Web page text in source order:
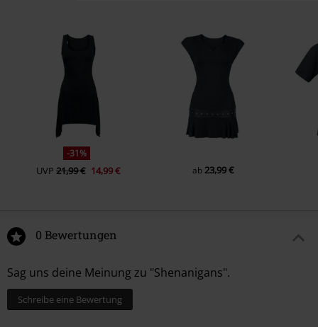
-31%
UVP 21,99 € 14,99 € ab 23,99 €
0 Bewertungen
Sag uns deine Meinung zu "Shenanigans".
Schreibe eine Bewertung